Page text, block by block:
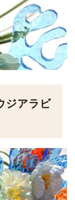
ジアラビ